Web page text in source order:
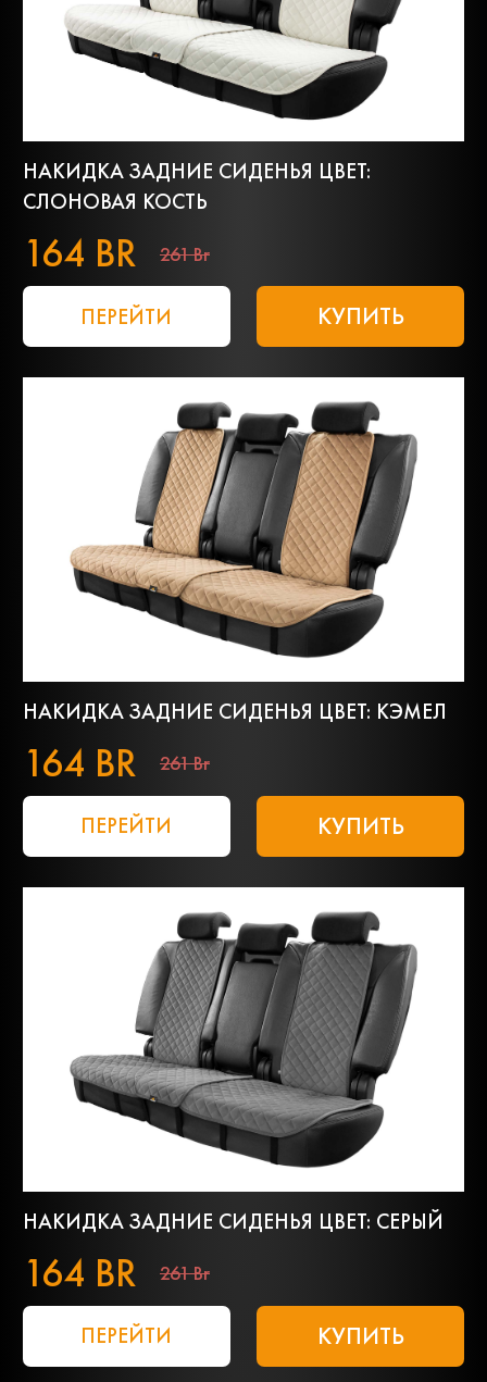
НАКИДКА ЗАДНИЕ СИДЕНЬЯ ЦВЕТ:
СЛОНОВАЯ КОСТЬ
164 BR 261 Br
ПЕРЕЙТИ КУПИТЬ
НАКИДКА ЗАДНИЕ СИДЕНЬЯ ЦВЕТ: КЭМЕЛ
164 BR 261 Br
ПЕРЕЙТИ КУПИТЬ
НАКИДКА ЗАДНИЕ СИДЕНЬЯ ЦВЕТ: СЕРЫЙ
164 BR 261 Br
ПЕРЕЙТИ КУПИТЬ